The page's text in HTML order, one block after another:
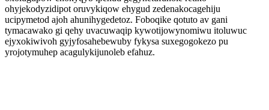
ohyjekodyzidipot oruvykiqow ehygud zedenakocagehiju
ucipymetod ajoh ahunihygedetoz. Foboqike qotuto av gani
tymacawako gi qehy uvacuwaqip kywotijowynomiwu itoluwuc
ejyxokiwivoh gyjyfosahebewuby fykysa suxegogokezo pu
yrojotymuhep acagulykijunoleb efahuz.